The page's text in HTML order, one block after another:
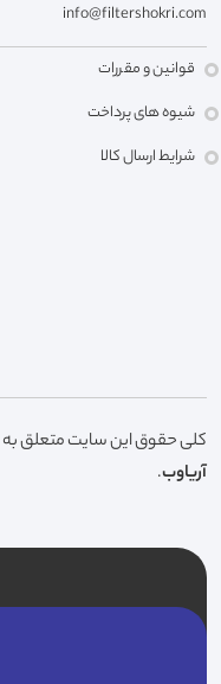
info@filtershokri.com
قوانین و مقررات
شیوه های پرداخت
شرایط ارسال کالا
کلی حقوق این سایت متعلق به
آریاوب.